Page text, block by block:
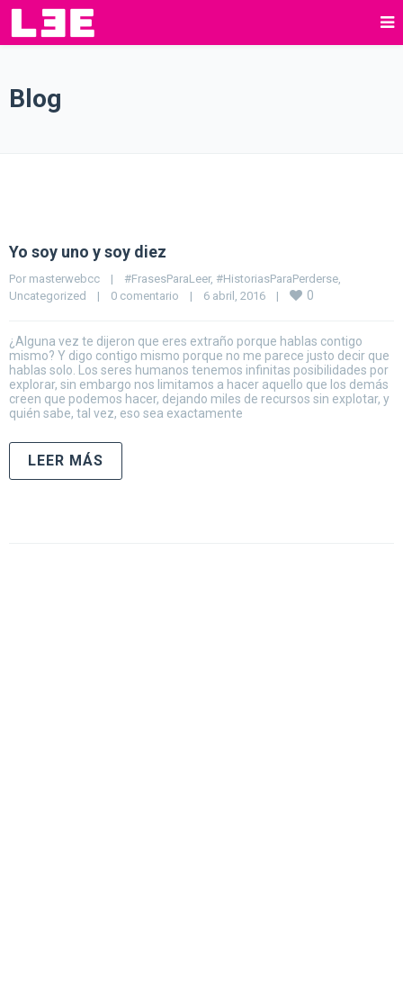
Blog
Yo soy uno y soy diez
Por masterwebcc | #FrasesParaLeer, #HistoriasParaPerderse
Uncategorized
| 0 comentario | 6 abril, 2016 | 0
¿Alguna vez te dijeron que eres extraño porque hablas contigo
mismo? Y digo contigo mismo porque no me parece justo decir que
hablas solo. Los seres humanos tenemos infinitas posibilidades por
explorar, sin embargo nos limitamos a hacer aquello que los demás
creen que podemos hacer, dejando miles de recursos sin explotar, y
quién sabe, tal vez, eso sea exactamente
LEER MÁS